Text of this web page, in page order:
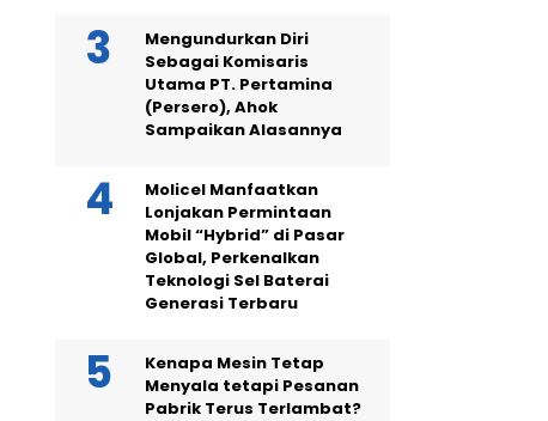
Mengundurkan Diri
Sebagai Komisaris
Utama PT. Pertamina
(Persero), Ahok
Sampaikan Alasannya
Molicel Manfaatkan
Lonjakan Permintaan
Mobil “Hybrid” di Pasar
Global, Perkenalkan
Teknologi Sel Baterai
Generasi Terbaru
Kenapa Mesin Tetap
Menyala tetapi Pesanan
Pabrik Terus Terlambat?